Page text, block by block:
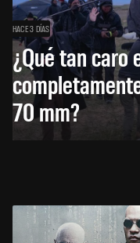
HACE 3 DÍAS
¿Qué tan caro
70 mm?